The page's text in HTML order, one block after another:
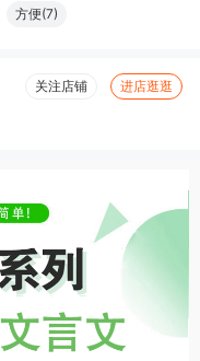
方便(7)
关注店铺 进店逛逛